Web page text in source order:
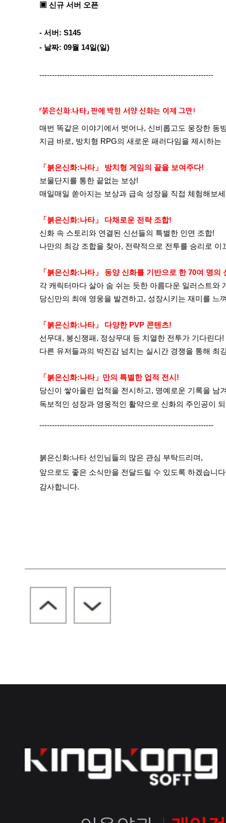
▣ 신규 서버 오픈
- 서버: S145
- 날짜: 09월 14일(일)
---------------------------------------------------------------------
「붉은신화:나타」 판에 박힌 서양 신화는 이제 그만!
매번 똑같은 이야기에서 벗어나, 신비롭고도 웅장한 동
지금 바로, 방치형 RPG의 새로운 패러다임을 제시하는
「붉은신화:나타」 방치형 게임의 끝을 보여주다!
보물단지를 통한 끝없는 보상!
매일매일 쏟아지는 보상과 급속 성장을 직접 체험해보
「붉은신화:나타」 다채로운 전략 조합!
신화 속 스토리와 연결된 신선들의 특별한 인연 조합!
나만의 최강 조합을 찾아, 전략적으로 전투를 승리로 이
「붉은신화:나타」 동양 신화를 기반으로 한 70여 명의
각 캐릭터마다 살아 숨 쉬는 듯한 아름다운 일러스트와
당신만의 최애 영웅을 발견하고, 성장시키는 재미를 느
「붉은신화:나타」 다양한 PVP 콘텐츠!
선무대, 봉신쟁패, 정상무대 등 치열한 전투가 기다린다!
다른 유저들과의 박진감 넘치는 실시간 경쟁을 통해 최
「붉은신화:나타」만의 특별한 업적 전시!
당신이 쌓아올린 업적을 전시하고, 명예로운 기록을 남
독보적인 성장과 영웅적인 활약으로 신화의 주인공이
---------------------------------------------------------------------
붉은신화:나타 선인님들의 많은 관심 부탁드리며,
앞으로도 좋은 소식만을 전달드릴 수 있도록 하겠습니
감사합니다.